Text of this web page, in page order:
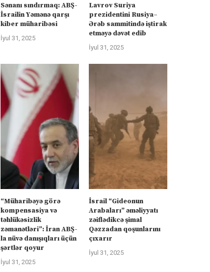
Sənanı sındırmaq: ABŞ-
İsrailin Yəmənə qarşı
kiber müharibəsi
İyul 31, 2025
Lavrov Suriya
prezidentini Rusiya–
Ərəb sammitində iştirak
etməyə dəvət edib
İyul 31, 2025
“Müharibəyə görə
kompensasiya və
təhlükəsizlik
zəmanətləri”: İran ABŞ-
la nüvə danışıqları üçün
şərtlər qoyur
İyul 31, 2025
İsrail “Gideonun
Arabaları” əməliyyatı
zəiflədikcə şimal
Qəzzadan qoşunlarını
çıxarır
İyul 31, 2025